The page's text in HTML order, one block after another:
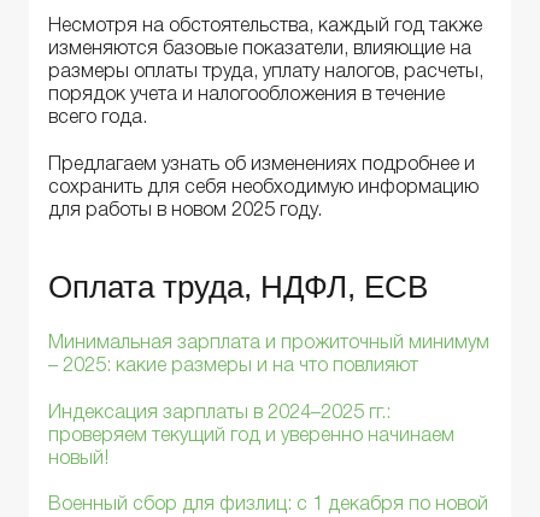
Несмотря на обстоятельства, каждый год также
изменяются базовые показатели, влияющие на
размеры оплаты труда, уплату налогов, расчеты,
порядок учета и налогообложения в течение
всего года.
Предлагаем узнать об изменениях подробнее и
сохранить для себя необходимую информацию
для работы в новом 2025 году.
Оплата труда, НДФЛ, ЕСВ
Минимальная зарплата и прожиточный минимум
– 2025: какие размеры и на что повлияют
Индексация зарплаты в 2024–2025 гг.:
проверяем текущий год и уверенно начинаем
новый!
Военный сбор для физлиц: с 1 декабря по новой